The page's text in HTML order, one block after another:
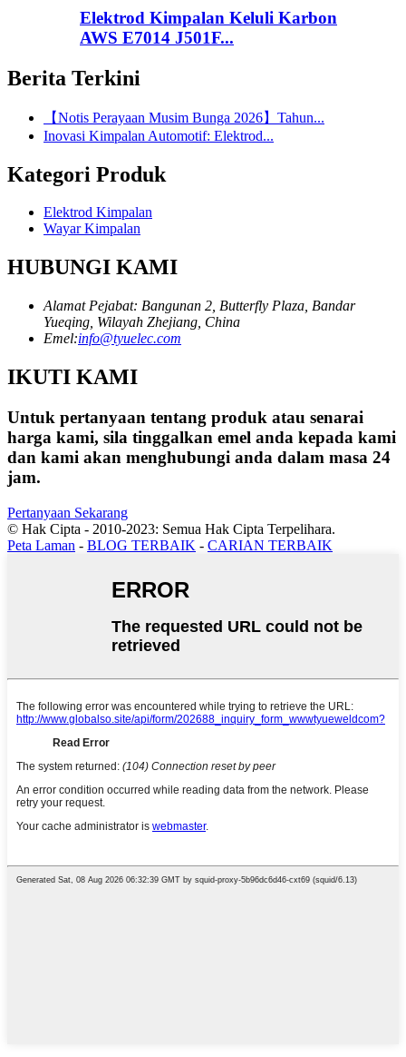
Elektrod Kimpalan Keluli Karbon
AWS E7014 J501F...
Berita Terkini
【Notis Perayaan Musim Bunga 2026】Tahun...
Inovasi Kimpalan Automotif: Elektrod...
Kategori Produk
Elektrod Kimpalan
Wayar Kimpalan
HUBUNGI KAMI
Alamat Pejabat: Bangunan 2, Butterfly Plaza, Bandar
Yueqing, Wilayah Zhejiang, China
Emel:info@tyuelec.com
IKUTI KAMI
Untuk pertanyaan tentang produk atau senarai
harga kami, sila tinggalkan emel anda kepada kami
dan kami akan menghubungi anda dalam masa 24
jam.
Pertanyaan Sekarang
© Hak Cipta - 2010-2023: Semua Hak Cipta Terpelihara.
Peta Laman - BLOG TERBAIK - CARIAN TERBAIK